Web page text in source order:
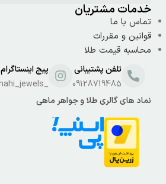
خدمات مشتریان
تماس با ما
قوانین و مقررات
محاسبه قیمت طلا
تلفن پشتیبانی
09128719485
پیج اینستاگرام
_mahi_jewels
نماد های گالری طلا و جواهر ماهی